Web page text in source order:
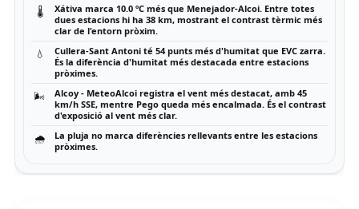
🌡️
Xátiva marca 10.0 ºC més que Menejador-Alcoi. Entre totes
dues estacions hi ha 38 km, mostrant el contrast tèrmic més
clar de l'entorn pròxim.
💧
Cullera-Sant Antoni té 54 punts més d'humitat que EVC zarra.
És la diferència d'humitat més destacada entre estacions
pròximes.
🌬️
Alcoy - MeteoAlcoi registra el vent més destacat, amb 45
km/h SSE, mentre Pego queda més encalmada. És el contrast
d'exposició al vent més clar.
🌧️
La pluja no marca diferències rellevants entre les estacions
pròximes.